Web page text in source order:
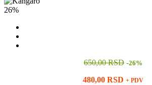
26%
650,00 RSD -26%
480,00 RSD + PDV